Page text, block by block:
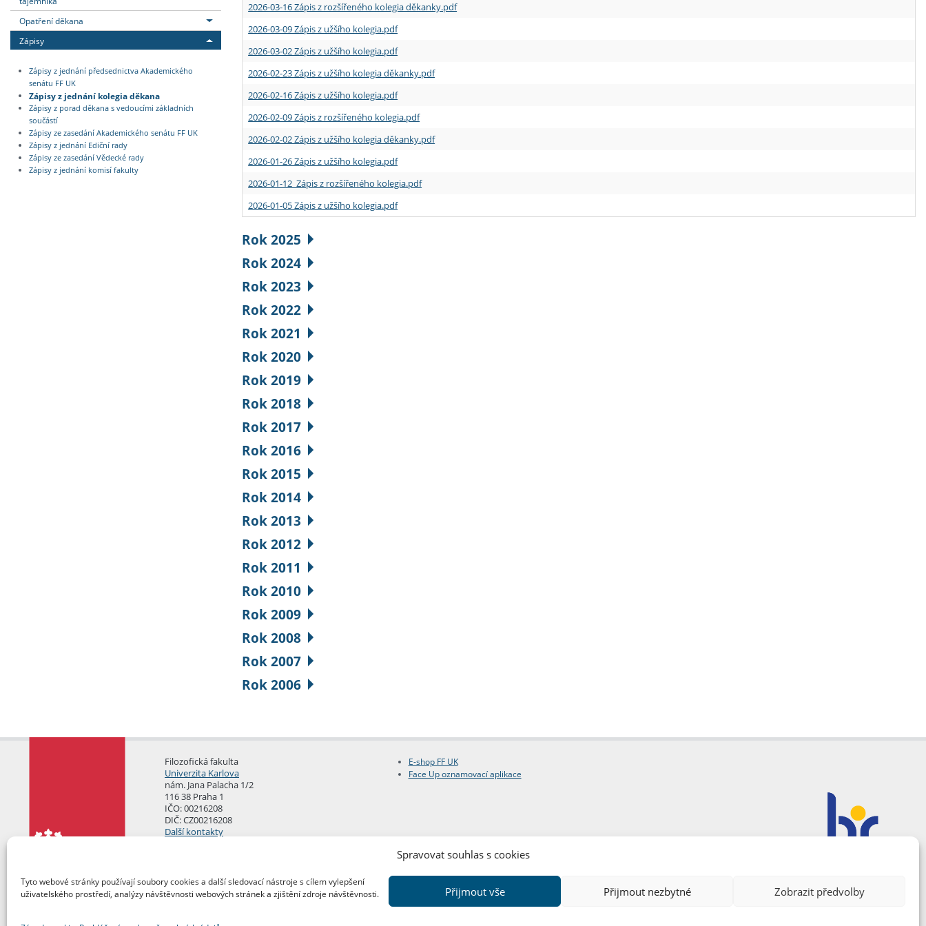
Spravovat souhlas s cookies
Tyto webové stránky používají soubory cookies a další sledovací nástroje s cílem vylepšení
uživatelského prostředí, analýzy návštěvnosti webových stránek a zjištění zdroje návštěvnosti.
Přijmout vše Přijmout nezbytné Zobrazit předvolby
Opatření děkana
Zápisy
Zápisy z jednání předsednictva Akademického
senátu FF UK
Zápisy z jednání kolegia děkana
Zápisy z porad děkana s vedoucími základních
součástí
Zápisy ze zasedání Akademického senátu FF UK
Zápisy z jednání Ediční rady
Zápisy ze zasedání Vědecké rady
Zápisy z jednání komisí fakulty
2026-03-16 Zápis z rozšířeného kolegia děkanky.pdf
2026-03-09 Zápis z užšího kolegia.pdf
2026-03-02 Zápis z užšího kolegia.pdf
2026-02-23 Zápis z užšího kolegia děkanky.pdf
2026-02-16 Zápis z užšího kolegia.pdf
2026-02-09 Zápis z rozšířeného kolegia.pdf
2026-02-02 Zápis z užšího kolegia děkanky.pdf
2026-01-26 Zápis z užšího kolegia.pdf
2026-01-12 Zápis z rozšířeného kolegia.pdf
2026-01-05 Zápis z užšího kolegia.pdf
Rok 2025
Rok 2024
Rok 2023
Rok 2022
Rok 2021
Rok 2020
Rok 2019
Rok 2018
Rok 2017
Rok 2016
Rok 2015
Rok 2014
Rok 2013
Rok 2012
Rok 2011
Rok 2010
Rok 2009
Rok 2008
Rok 2007
Rok 2006
Filozofická fakulta
Univerzita Karlova
nám. Jana Palacha 1/2
116 38 Praha 1
IČO: 00216208
DIČ: CZ00216208
Další kontakty
E-shop FF UK
Face Up oznamovací aplikace